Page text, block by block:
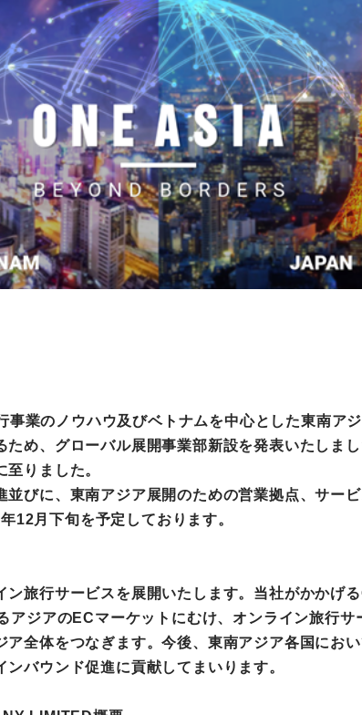
ット事業
ゴルフライフサ
業
泊・日本文化体験
業のノウハウ及びベトナムを中心とした東南ア
め、グローバル展開事業部新設を発表いたしま
りました。
びに、東南アジア展開のための営業拠点、サー
12月下旬を予定しております。
ン旅行サービスを展開いたします。当社がかかげ
ジアのECマーケットにむけ、オンライン旅行サ
全体をつなぎます。今後、東南アジア各国にお
バウンド促進に貢献してまいります。